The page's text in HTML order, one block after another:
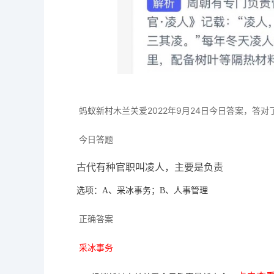
蚂蚁新村木兰关爱2022年9月24日今日答案，答对
今日答题
古代有种官职叫凌人，主要是负责
选项：A、采冰事务；B、人事管理
正确答案
采冰事务